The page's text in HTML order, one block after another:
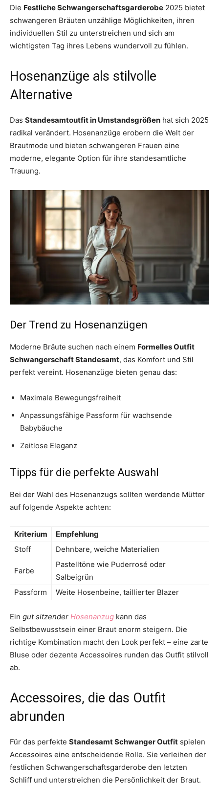
Die Festliche Schwangerschaftsgarderobe 2025 bietet
schwangeren Bräuten unzählige Möglichkeiten, ihren
individuellen Stil zu unterstreichen und sich am
wichtigsten Tag ihres Lebens wundervoll zu fühlen.
Hosenanzüge als stilvolle
Alternative
Das Standesamtoutfit in Umstandsgrößen hat sich 2025
radikal verändert. Hosenanzüge erobern die Welt der
Brautmode und bieten schwangeren Frauen eine
moderne, elegante Option für ihre standesamtliche
Trauung.
Der Trend zu Hosenanzügen
Moderne Bräute suchen nach einem Formelles Outfit
Schwangerschaft Standesamt, das Komfort und Stil
perfekt vereint. Hosenanzüge bieten genau das:
Maximale Bewegungsfreiheit
Anpassungsfähige Passform für wachsende
Babybäuche
Zeitlose Eleganz
Tipps für die perfekte Auswahl
Bei der Wahl des Hosenanzugs sollten werdende Mütter
auf folgende Aspekte achten:
Kriterium
Empfehlung
Stoff
Dehnbare, weiche Materialien
Farbe
Pastelltöne wie Puderrosé oder
Salbeigrün
Passform
Weite Hosenbeine, taillierter Blazer
Ein gut sitzender Hosenanzug kann das
Selbstbewusstsein einer Braut enorm steigern. Die
richtige Kombination macht den Look perfekt – eine zarte
Bluse oder dezente Accessoires runden das Outfit stilvoll
ab.
Accessoires, die das Outfit
abrunden
Für das perfekte Standesamt Schwanger Outfit spielen
Accessoires eine entscheidende Rolle. Sie verleihen der
festlichen Schwangerschaftsgarderobe den letzten
Schliff und unterstreichen die Persönlichkeit der Braut.